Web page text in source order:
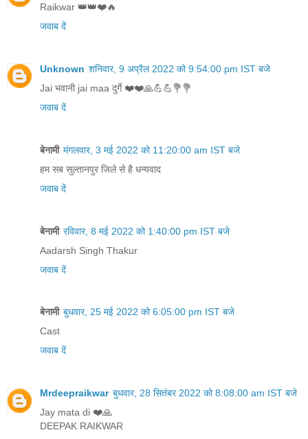
Raikwar 👑👑❤️🔥
जवाब दें
Unknown शनिवार, 9 अप्रैल 2022 को 9:54:00 pm IST बजे
Jai भवानी jai maa दुर्गे ❤️❤️🙏💪💪💐💐
जवाब दें
बेनामी मंगलवार, 3 मई 2022 को 11:20:00 am IST बजे
हम सब सुल्तानपुर जिले से है धन्यवाद
जवाब दें
बेनामी रविवार, 8 मई 2022 को 1:40:00 pm IST बजे
Aadarsh Singh Thakur
जवाब दें
बेनामी बुधवार, 25 मई 2022 को 6:05:00 pm IST बजे
Cast
जवाब दें
Mrdeepraikwar बुधवार, 28 सितंबर 2022 को 8:08:00 am IST बजे
Jay mata di ❤️🙏
DEEPAK RAIKWAR